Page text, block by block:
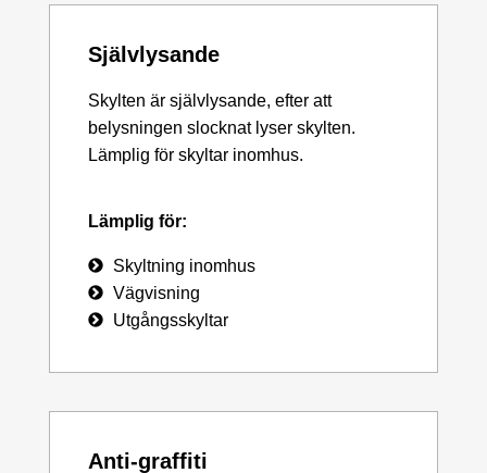
Självlysande
Skylten är självlysande, efter att
belysningen slocknat lyser skylten.
Lämplig för skyltar inomhus.
Lämplig för:
Skyltning inomhus
Vägvisning
Utgångsskyltar
Anti-graffiti